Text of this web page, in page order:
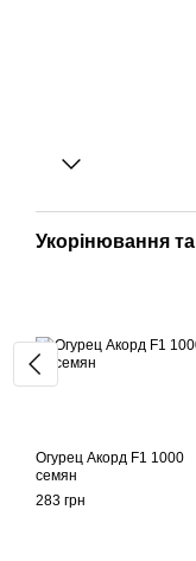
Укорінювання
Огурец Акорд F1 1000
семян
283 грн